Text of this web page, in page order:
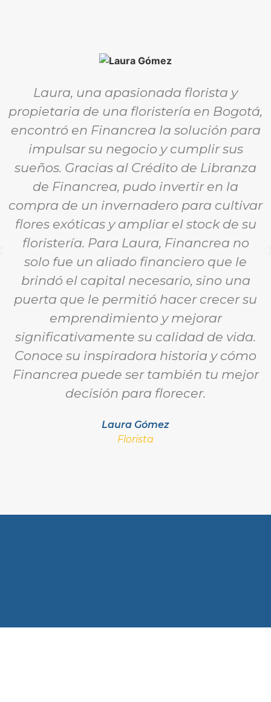
Laura, una apasionada florista y
propietaria de una floristería en Bogotá,
encontró en Financrea la solución para
impulsar su negocio y cumplir sus
sueños. Gracias al Crédito de Libranza
de Financrea, pudo invertir en la
compra de un invernadero para cultivar
flores exóticas y ampliar el stock de su
floristería. Para Laura, Financrea no
solo fue un aliado financiero que le
brindó el capital necesario, sino una
puerta que le permitió hacer crecer su
emprendimiento y mejorar
significativamente su calidad de vida.
Conoce su inspiradora historia y cómo
Financrea puede ser también tu mejor
decisión para florecer.
Laura Gómez
Florista